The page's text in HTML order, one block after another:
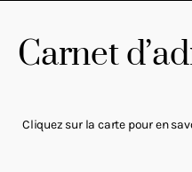
Carnet
Cliquez sur la carte pour en